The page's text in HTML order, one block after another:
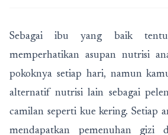
Sebagai ibu yang baik
memperhatikan asupan nutrisi
pokoknya setiap hari, namun
alternatif nutrisi lain sebagai
camilan seperti kue kering. Setiap
mendapatkan pemenuhan gizi